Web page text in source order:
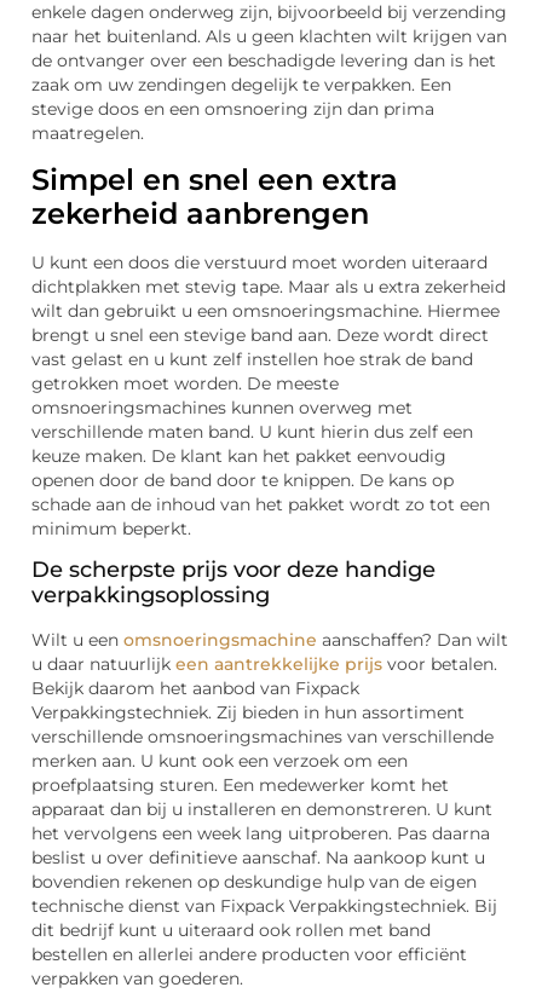
enkele dagen onderweg zijn, bijvoorbeeld bij verzending
naar het buitenland. Als u geen klachten wilt krijgen van
de ontvanger over een beschadigde levering dan is het
zaak om uw zendingen degelijk te verpakken. Een
stevige doos en een omsnoering zijn dan prima
maatregelen.
Simpel en snel een extra
zekerheid aanbrengen
U kunt een doos die verstuurd moet worden uiteraard
dichtplakken met stevig tape. Maar als u extra zekerheid
wilt dan gebruikt u een omsnoeringsmachine. Hiermee
brengt u snel een stevige band aan. Deze wordt direct
vast gelast en u kunt zelf instellen hoe strak de band
getrokken moet worden. De meeste
omsnoeringsmachines kunnen overweg met
verschillende maten band. U kunt hierin dus zelf een
keuze maken. De klant kan het pakket eenvoudig
openen door de band door te knippen. De kans op
schade aan de inhoud van het pakket wordt zo tot een
minimum beperkt.
De scherpste prijs voor deze handige
verpakkingsoplossing
Wilt u een omsnoeringsmachine aanschaffen? Dan wilt
u daar natuurlijk een aantrekkelijke prijs voor betalen.
Bekijk daarom het aanbod van Fixpack
Verpakkingstechniek. Zij bieden in hun assortiment
verschillende omsnoeringsmachines van verschillende
merken aan. U kunt ook een verzoek om een
proefplaatsing sturen. Een medewerker komt het
apparaat dan bij u installeren en demonstreren. U kunt
het vervolgens een week lang uitproberen. Pas daarna
beslist u over definitieve aanschaf. Na aankoop kunt u
bovendien rekenen op deskundige hulp van de eigen
technische dienst van Fixpack Verpakkingstechniek. Bij
dit bedrijf kunt u uiteraard ook rollen met band
bestellen en allerlei andere producten voor efficiënt
verpakken van goederen.